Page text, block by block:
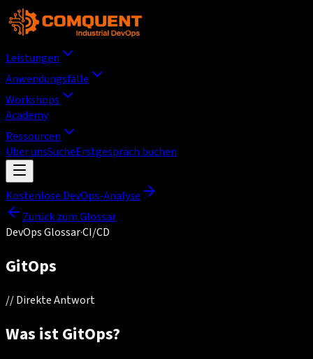
Leistungen
Anwendungsfälle
Workshops
Academy
Ressourcen
Über unsSucheErstgespräch buchen
Kostenlose DevOps-Analyse
Zurück zum Glossar
DevOps Glossar·CI/CD
GitOps
//Direkte Antwort
Was ist GitOps?